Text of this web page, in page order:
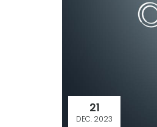
21
DEC. 2023